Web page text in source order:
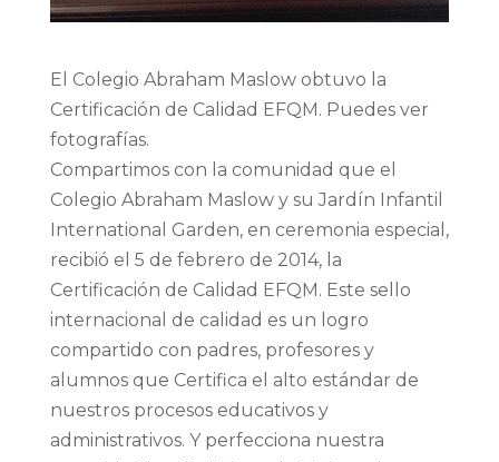
El Colegio Abraham Maslow obtuvo la
Certificación de Calidad EFQM. Puedes ver
fotografías.
Compartimos con la comunidad que el
Colegio Abraham Maslow y su Jardín Infantil
International Garden, en ceremonia especial,
recibió el 5 de febrero de 2014, la
Certificación de Calidad EFQM. Este sello
internacional de calidad es un logro
compartido con padres, profesores y
alumnos que Certifica el alto estándar de
nuestros procesos educativos y
administrativos. Y perfecciona nuestra